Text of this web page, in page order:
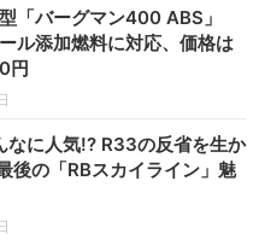
「バーグマン400 ABS」
ル添加燃料に対応、価格は
円
なに人気!? R33の反省を生か
後の「RBスカイライン」魅